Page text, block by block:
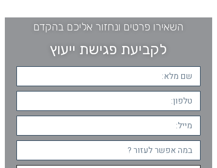
השאירו פרטים ונחזור אליכם בהקדם
לקביעת פגישת ייעוץ